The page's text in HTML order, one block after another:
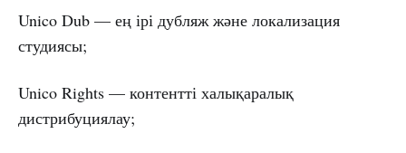
Unico Dub — ең ірі дубляж және локализация
студиясы;
Unico Rights — контентті халықаралық
дистрибуциялау;